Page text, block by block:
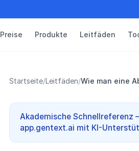
Preise Produkte Leitfäden
Startseite/Leitfäden/Wie man eine
Akademische Schnellreferenz
app.gentext.ai mit KI-